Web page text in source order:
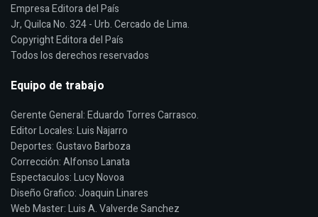
Empresa Editora del País
Jr, Quilca No. 324 - Urb. Cercado de Lima.
Copyright Editora del País
Todos los derechos reservados
Equipo de trabajo
Gerente General: Eduardo Torres Carrasco.
Editor Locales: Luis Najarro
Deportes: Gustavo Barboza
Corrección: Alfonso Lanata
Espectaculos: Lucy Novoa
Diseño Grafico: Joaquin Linares
Web Master: Luis A. Valverde Sanchez